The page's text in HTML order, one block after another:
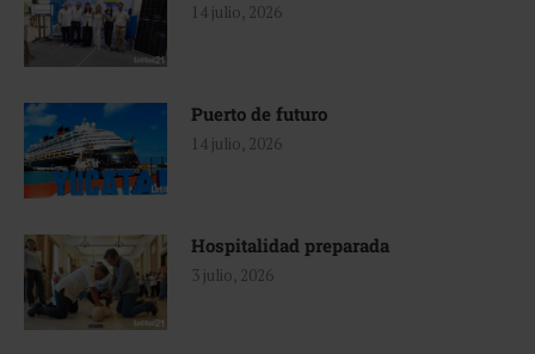
14 julio, 2026
Puerto de futuro
14 julio, 2026
Hospitalidad preparada
3 julio, 2026